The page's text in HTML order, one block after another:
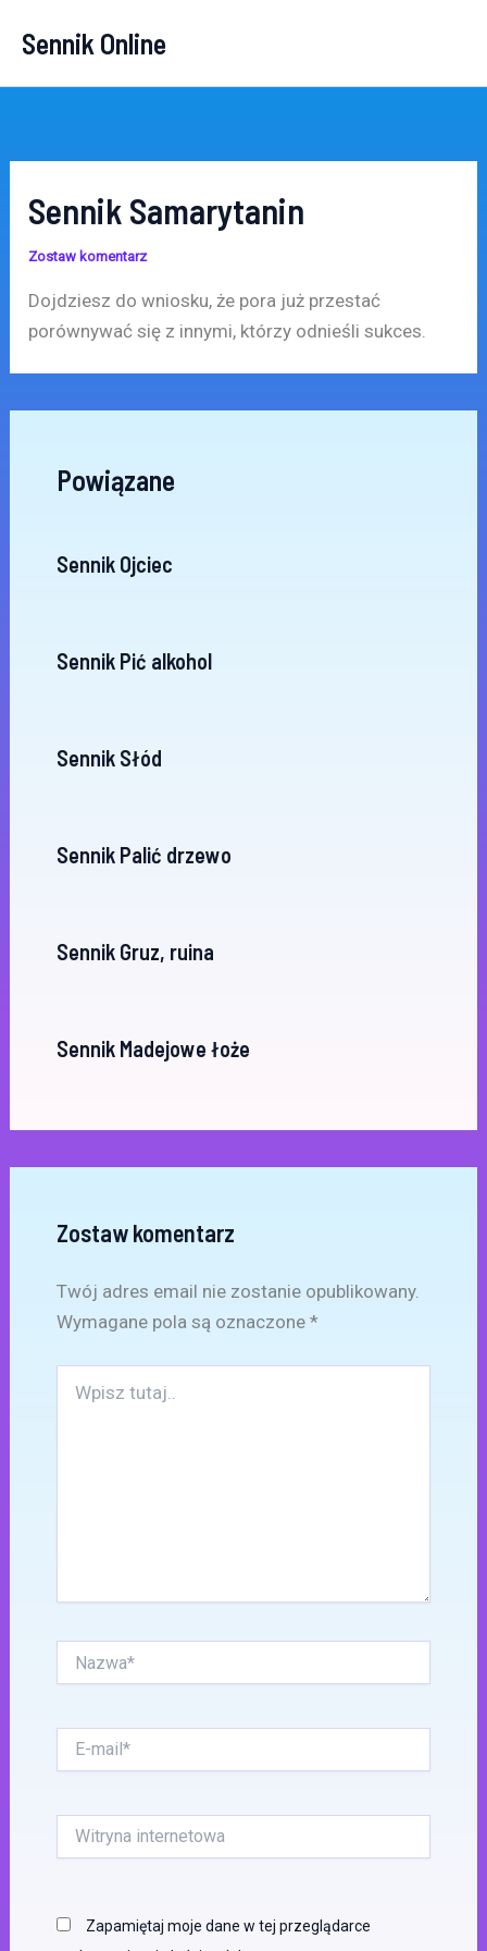
Sennik Online
Sennik Samarytanin
Zostaw komentarz
Dojdziesz do wniosku, że pora już przestać
porównywać się z innymi, którzy odnieśli sukces.
Powiązane
Sennik Ojciec
Sennik Pić alkohol
Sennik Słód
Sennik Palić drzewo
Sennik Gruz, ruina
Sennik Madejowe łoże
Zostaw komentarz
Twój adres email nie zostanie opublikowany.
Wymagane pola są oznaczone *
tutaj..
mail*
internetowa
Zapamiętaj moje dane w tej przeglądarce